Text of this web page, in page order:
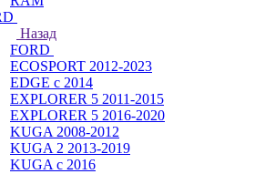
Назад
FORD
ECOSPORT 2012-2023
EDGE c 2014
EXPLORER 5 2011-2015
EXPLORER 5 2016-2020
KUGA 2008-2012
KUGA 2 2013-2019
KUGA с 2016